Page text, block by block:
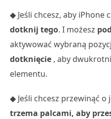
◆ Jeśli chcesz, aby iPhone
dotknij tego. I możesz
aktywować wybraną
dotknięcie , aby
elementu.
◆ Jeśli chcesz przewinąć
trzema palcami, aby